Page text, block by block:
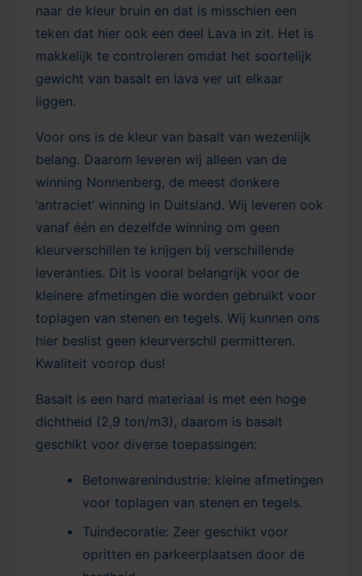
naar de kleur bruin en dat is misschien een
teken dat hier ook een deel Lava in zit. Het is
makkelijk te controleren omdat het soortelijk
gewicht van basalt en lava ver uit elkaar
liggen.
Voor ons is de kleur van basalt van wezenlijk
belang. Daarom leveren wij alleen van de
winning Nonnenberg, de meest donkere
‘antraciet’ winning in Duitsland. Wij leveren ook
vanaf één en dezelfde winning om geen
kleurverschillen te krijgen bij verschillende
leveranties. Dit is vooral belangrijk voor de
kleinere afmetingen die worden gebruikt voor
toplagen van stenen en tegels. Wij kunnen ons
hier beslist geen kleurverschil permitteren.
Kwaliteit voorop dus!
Basalt is een hard materiaal is met een hoge
dichtheid (2,9 ton/m3), daarom is basalt
geschikt voor diverse toepassingen:
Betonwarenindustrie: kleine afmetingen
voor toplagen van stenen en tegels.
Tuindecoratie: Zeer geschikt voor
opritten en parkeerplaatsen door de